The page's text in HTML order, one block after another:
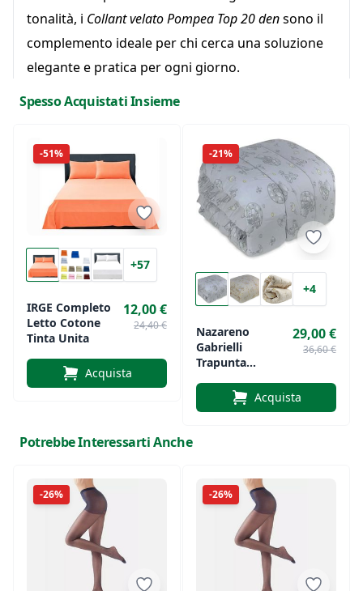
tonalità, i Collant velato Pompea Top 20 densono il
complemento ideale per chi cerca una soluzione
elegante e pratica per ogni giorno.
raffinata
Tessuto resistente e morbido sulla pelle
Cinturino confortevole che si adatta senza
stringere
Ideali per ogni stagione e occasione
Disponibili in varie tonalità per adattarsi
perfettamente a ogni look
Perfetti per chi desidera un tocco di eleganza
senza rinunciare al comfort, iCollant velato Pompea
Top 20 densono un must-have nel tuo
guardaroba.
Spesso Acquistati Insieme
-51%
+57
IRGE Completo
Letto Cotone
Tinta Unita
12,00 €
24,40 €
Acquista
-21%
+4
Nazareno
Gabrielli
Trapunta
Double Face
Lettino/Culla
29,00 €
36,60 €
Acquista
Potrebbe Interessarti Anche
-26% -26%